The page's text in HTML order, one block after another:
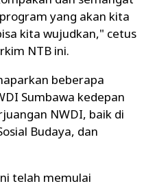
yang akan kita
kita wujudkan," cetus
NTB ini.
beberapa
Sumbawa kedepan
NWDI, baik di
Budaya, dan
telah memulai